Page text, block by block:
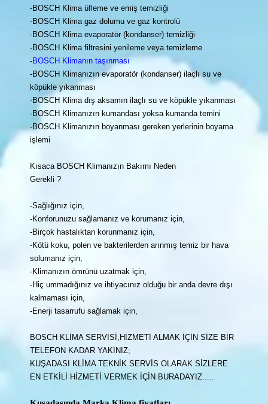
-BOSCH Klima üfleme ve emiş temizliği
-BOSCH Klima gaz dolumu ve gaz kontrolü
-BOSCH Klima evaporatör (kondanser) temizliği
-BOSCH Klima filtresini yenileme veya temizleme
-BOSCH Klimanın taşınması
-BOSCH Klimanızın evaporatör (kondanser) ilaçlı su ve
köpükle yıkanması
-BOSCH Klima dış aksamın ilaçlı su ve köpükle yıkanması
-BOSCH Klimanızın kumandası yoksa kumanda temini
-BOSCH Klimanızın boyanması gereken yerlerinin boyama
işlemi
Kısaca BOSCH Klimanızın Bakımı Neden
Gerekli ?
-Sağlığınız için,
-Konforunuzu sağlamanız ve korumanız için,
-Birçok hastalıktan korunmanız için,
-Kötü koku, polen ve bakterilerden arınmış temiz bir hava
solumanız için,
-Klimanızın ömrünü uzatmak için,
-Hiç ummadığınız ve ihtiyacınız olduğu bir anda devre dışı
kalmaması için,
-Enerji tasarrufu sağlamak için,
BOSCH KLİMA SERVİSİ,HİZMETİ ALMAK İÇİN SİZE BİR
TELEFON KADAR YAKINIZ;
KUŞADASI KLİMA TEKNİK SERVİS OLARAK SİZLERE
EN ETKİLİ HİZMETİ VERMEK İÇİN BURADAYIZ.....